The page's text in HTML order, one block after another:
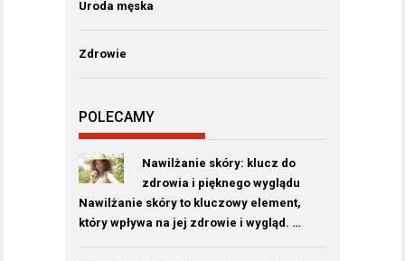
Uroda męska
Zdrowie
POLECAMY
Nawilżanie skóry: klucz do
zdrowia i pięknego wyglądu
Nawilżanie skóry to kluczowy element,
który wpływa na jej zdrowie i wygląd. …